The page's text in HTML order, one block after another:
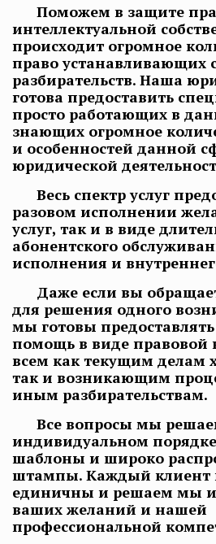
Поможем в защите
интеллектуальной
происходит огромное
право устанавливающих
разбирательств. Наша
готова предоставить
просто работающих в
знающих огромное
и особенностей данной
юридической
Весь спектр услуг
разовом исполнении
услуг, так и в виде
абонентского
исполнения и
Даже если вы
для решения одного
мы готовы
помощь в виде правовой
всем как текущим делам
так и возникающим
иным разбирательствам.
Все вопросы мы
индивидуальном
шаблоны и широко
штампы. Каждый клиент
единичны и решаем мы
ваших желаний и нашей
профессиональной